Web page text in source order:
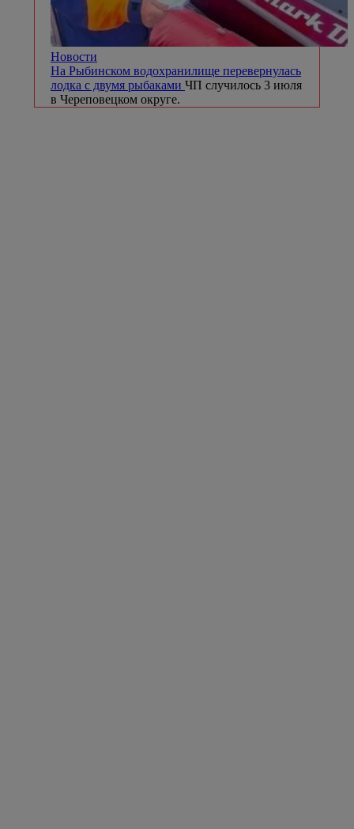
Новости
На Рыбинском водохранилище перевернулась
лодка с двумя рыбаками ЧП случилось 3 июля
в Череповецком округе.